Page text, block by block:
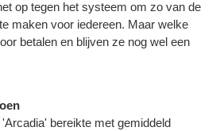
op tegen het systeem om zo van de
maken voor iedereen. Maar welke
betalen en blijven ze nog wel een
bereikte met gemiddeld